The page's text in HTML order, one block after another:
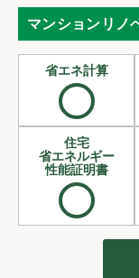
マンションリノ
省エネ計算
住宅
省エネルギー
性能証明書